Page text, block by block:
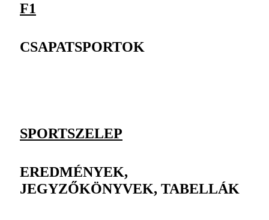
F1
CSAPATSPORTOK
SPORTSZELEP
EREDMÉNYEK,
JEGYZŐKÖNYVEK, TABELLÁK